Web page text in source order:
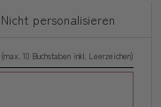
Nicht personalisieren
(max. 10 Buchstaben inkl. Leerzeichen)